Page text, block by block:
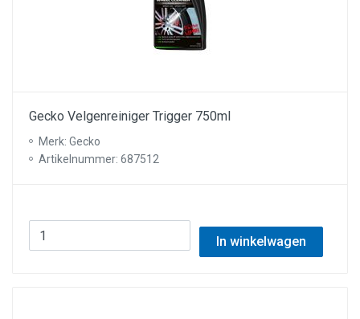
Gecko Velgenreiniger Trigger 750ml
Merk: Gecko
Artikelnummer: 687512
In winkelwagen